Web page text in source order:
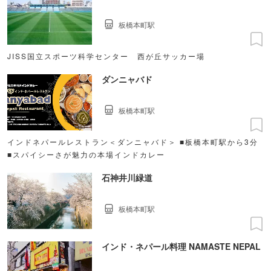
JISS国立スポーツ科学センター 西が丘サッカー場
板橋本町駅
ダンニャバド
インドネパールレストラン＜ダンニャバド＞ ■板橋本町駅から3分
■スパイシーさが魅力の本場インドカレー
板橋本町駅
石神井川緑道
板橋本町駅
インド・ネパール料理 NAMASTE NEPAL